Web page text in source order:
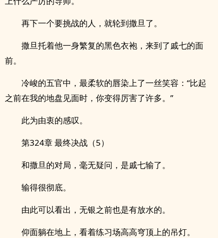
再下一个要挑战的人，就轮到撒旦了。
撒旦托着他一身繁复的黑色衣袍，来到了戚七的面
前。
冷峻的五官中，最柔软的唇染上了一丝笑容：“比起
之前在我的地盘见面时，你变得厉害了许多。”
此为由衷的感叹。
第324章 最终决战（5）
和撒旦的对局，毫无疑问，是戚七输了。
输得很彻底。
由此可以看出，无银之前也是有放水的。
仰面躺在地上，看着练习场高高穹顶上的吊灯。